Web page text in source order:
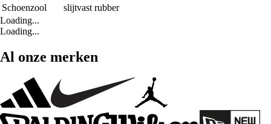
Schoenzool
slijtvast rubber
Loading...
Loading...
Al onze merken